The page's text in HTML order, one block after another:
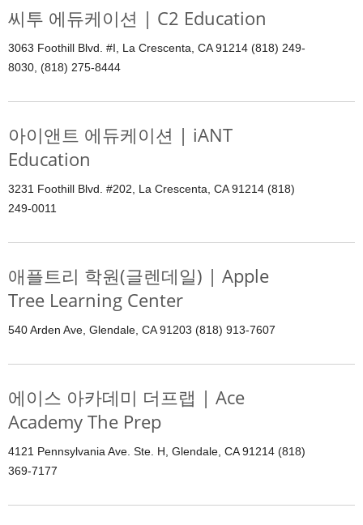
씨투 에듀케이션 | C2 Education
3063 Foothill Blvd. #I, La Crescenta, CA 91214 (818) 249-
8030, (818) 275-8444
아이앤트 에듀케이션 | iANT
Education
3231 Foothill Blvd. #202, La Crescenta, CA 91214 (818)
249-0011
애플트리 학원(글렌데일) | Apple
Tree Learning Center
540 Arden Ave, Glendale, CA 91203 (818) 913-7607
에이스 아카데미 더프랩 | Ace
Academy The Prep
4121 Pennsylvania Ave. Ste. H, Glendale, CA 91214 (818)
369-7177